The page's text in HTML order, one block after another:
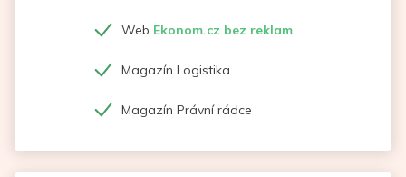
Web Ekonom.cz bez reklam
Magazín Logistika
Magazín Právní rádce